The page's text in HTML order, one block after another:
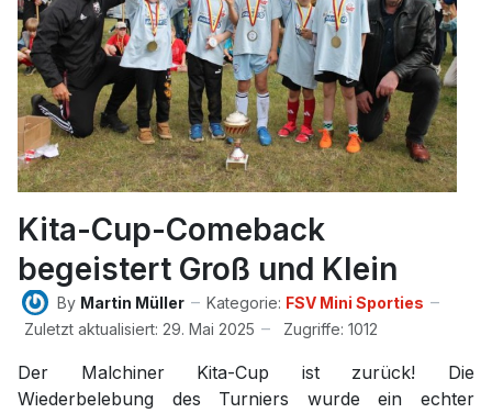
Kita-Cup-Comeback
begeistert Groß und Klein
By Martin Müller Kategorie: FSV Mini Sporties
Zuletzt aktualisiert: 29. Mai 2025
Zugriffe: 1012
Der Malchiner Kita-Cup ist zurück! Die
Wiederbelebung des Turniers wurde ein echter